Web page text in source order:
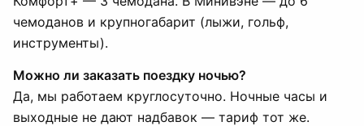
чемоданов и крупногабарит (лыжи, гольф,
инструменты).
Можно ли заказать поездку ночью?
Да, мы работаем круглосуточно. Ночные часы и
выходные не дают надбавок — тариф тот же.